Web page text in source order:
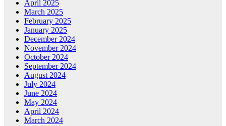
April 2025
March 2025
February 2025
January 2025
December 2024
November 2024
October 2024
September 2024
August 2024
July 2024
June 2024
May 2024
April 2024
March 2024